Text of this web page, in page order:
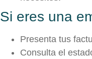
Si eres una
Presenta tus
Consulta el